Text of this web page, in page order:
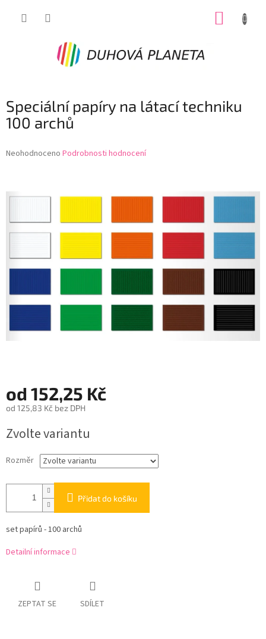
Speciální papíry na látací techniku
100 archů
Průměrné
0,0
hvězdiček.
Neohodnoceno Podrobnosti hodnocení
od 152,25 Kč
od 125,83 Kč bez DPH
cena:
Zvolte variantu
Rozměr
Přidat do košíku
set papírů - 100 archů
Detailní informace
ZEPTAT SE SDÍLET